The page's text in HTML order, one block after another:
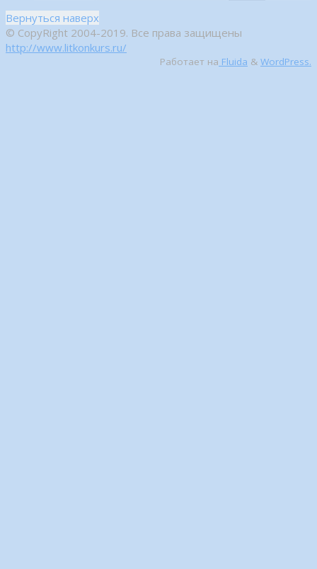
Вернуться наверх
© CopyRight 2004-2019. Все права защищены
http://www.litkonkurs.ru/
Работает на Fluida & WordPress.